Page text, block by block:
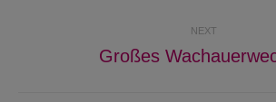
NEXT
Next
Großes